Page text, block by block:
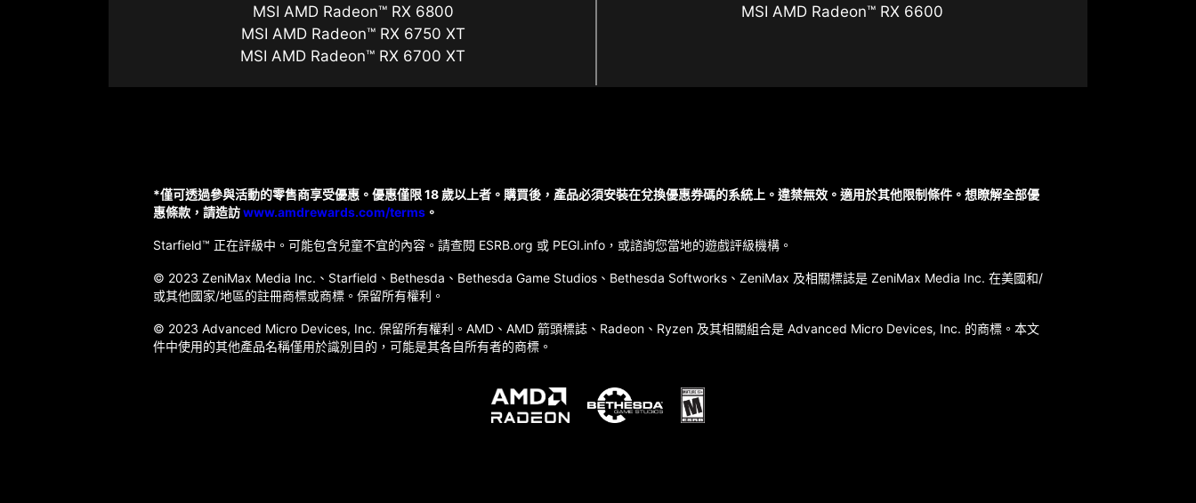
MSI AMD Radeon™ RX 6800
MSI AMD Radeon™ RX 6750 XT
MSI AMD Radeon™ RX 6700 XT
MSI AMD Radeon™ RX 6600
*僅可透過參與活動的零售商享受優惠。優惠僅限 18 歲以上者。購買後，產品必須安裝在兌換優惠券碼的系統上。違禁無效。適用於其他限制條件。想瞭解全部優
惠條款，請造訪www.amdrewards.com/terms 。
Starfield™ 正在評級中。可能包含兒童不宜的內容。請查閱 ESRB.org 或 PEGI.info，或諮詢您當地的遊戲評級機構。
© 2023 ZeniMax Media Inc.、Starfield、Bethesda、Bethesda Game Studios、Bethesda Softworks、ZeniMax 及相關標誌是 ZeniMax Media Inc. 在美國和/
或其他國家/地區的註冊商標或商標。保留所有權利。
© 2023 Advanced Micro Devices, Inc. 保留所有權利。AMD、AMD 箭頭標誌、Radeon、Ryzen 及其相關組合是 Advanced Micro Devices, Inc. 的商標。本文
件中使用的其他產品名稱僅用於識別目的，可能是其各自所有者的商標。